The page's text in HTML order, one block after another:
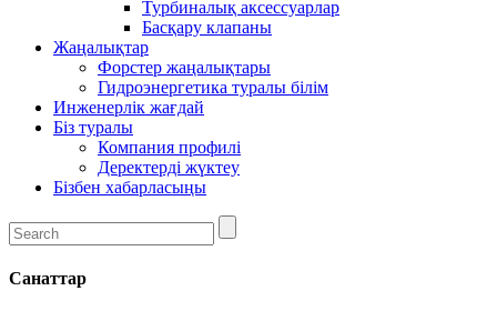
Турбиналық аксессуарлар
Басқару клапаны
Жаңалықтар
Форстер жаңалықтары
Гидроэнергетика туралы білім
Инженерлік жағдай
Біз туралы
Компания профилі
Деректерді жүктеу
Бізбен хабарласыңы
Санаттар